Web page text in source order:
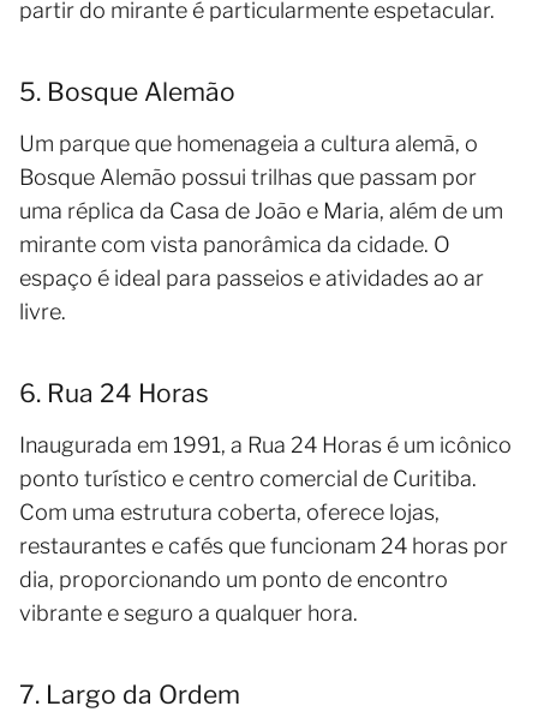
partir do mirante é particularmente espetacular.
5. Bosque Alemão
Um parque que homenageia a cultura alemã, o
Bosque Alemão possui trilhas que passam por
uma réplica da Casa de João e Maria, além de um
mirante com vista panorâmica da cidade. O
espaço é ideal para passeios e atividades ao ar
livre.
6. Rua 24 Horas
Inaugurada em 1991, a Rua 24 Horas é um icônico
ponto turístico e centro comercial de Curitiba.
Com uma estrutura coberta, oferece lojas,
restaurantes e cafés que funcionam 24 horas por
dia, proporcionando um ponto de encontro
vibrante e seguro a qualquer hora.
7. Largo da Ordem